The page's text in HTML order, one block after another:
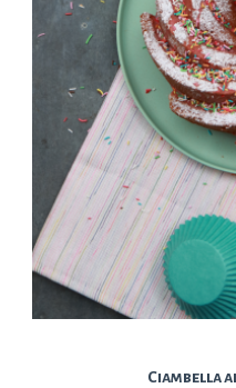
Ciambella